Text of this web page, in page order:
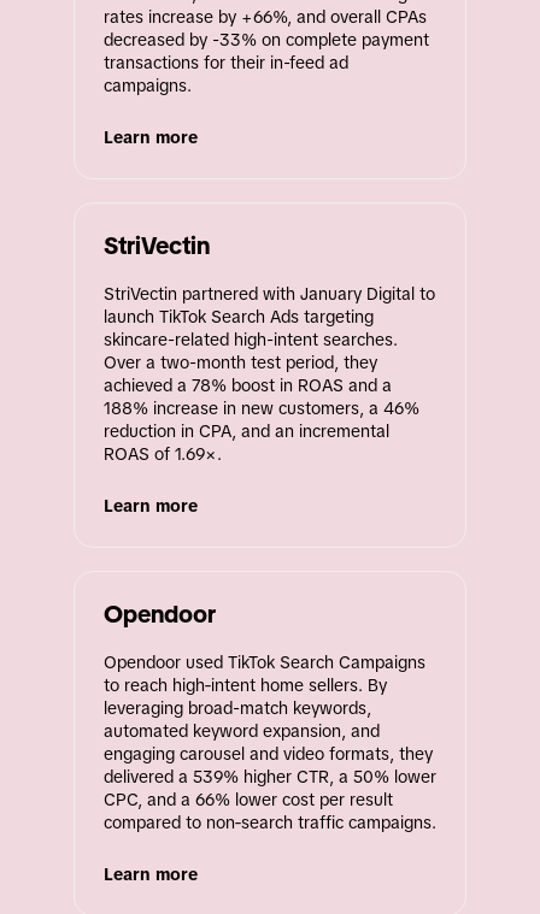
rates increase by +66%, and overall CPAs
decreased by -33% on complete payment
transactions for their in-feed ad
campaigns.
Learn more
StriVectin
StriVectin partnered with January Digital to
launch TikTok Search Ads targeting
skincare-related high-intent searches.
Over a two-month test period, they
achieved a 78% boost in ROAS and a
188% increase in new customers, a 46%
reduction in CPA, and an incremental
ROAS of 1.69×.
Learn more
Opendoor
Opendoor used TikTok Search Campaigns
to reach high‑intent home sellers. By
leveraging broad-match keywords,
automated keyword expansion, and
engaging carousel and video formats, they
delivered a 539% higher CTR, a 50% lower
CPC, and a 66% lower cost per result
compared to non‑search traffic campaigns.
Learn more